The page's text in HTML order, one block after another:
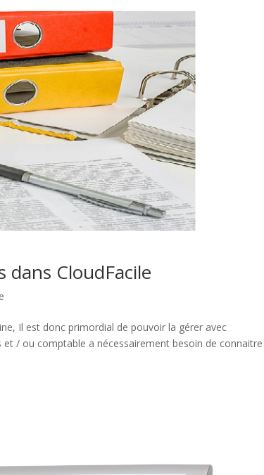
CloudFacile
Il est donc primordial de pouvoir la gérer avec
/ ou comptable a nécessairement besoin de connaitre